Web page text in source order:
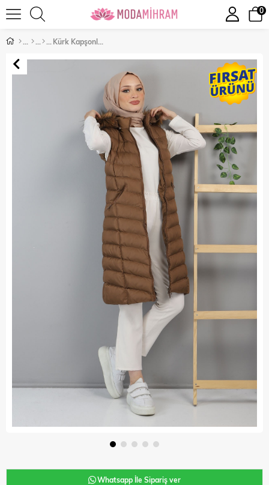
0
Kürk Kapşonlu Şişme Yelek Taba 9464
Whatsapp İle Sipariş ver